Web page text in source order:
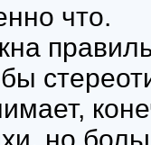
что.
но